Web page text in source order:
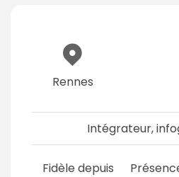
Rennes
Intégrateur,
Fidèle depuis